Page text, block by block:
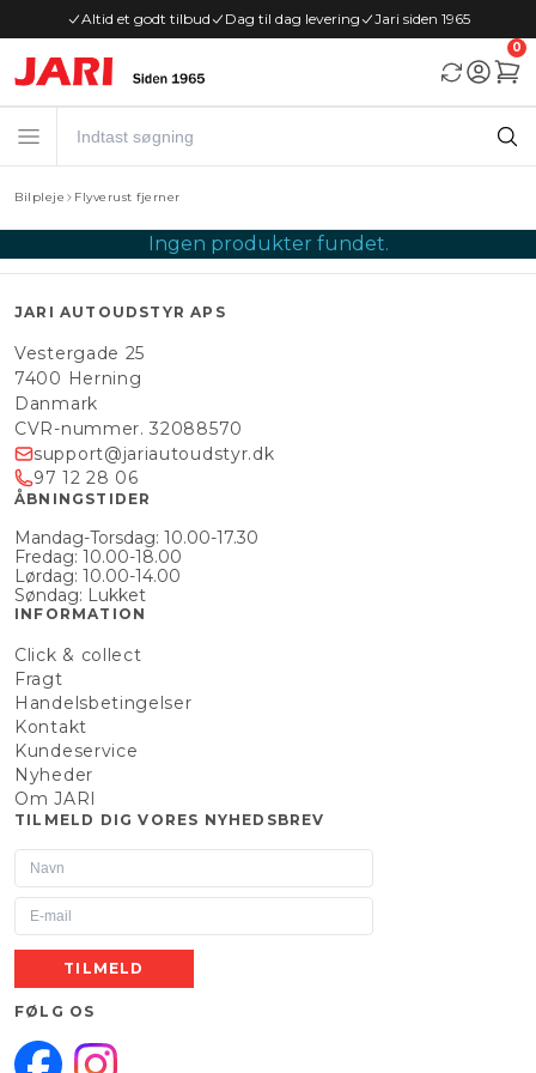
Altid et godt tilbud Dag til dag levering Jari siden 1965
0
Bilpleje Flyverust fjerner
Ingen produkter fundet.
JARI AUTOUDSTYR APS
Vestergade 25
7400 Herning
Danmark
CVR-nummer. 32088570
support@jariautoudstyr.dk
97 12 28 06
ÅBNINGSTIDER
Mandag-Torsdag: 10.00-17.30
Fredag: 10.00-18.00
Lørdag: 10.00-14.00
Søndag: Lukket
INFORMATION
Click & collect
Fragt
Handelsbetingelser
Kontakt
Kundeservice
Nyheder
Om JARI
TILMELD DIG VORES NYHEDSBREV
TILMELD
FØLG OS